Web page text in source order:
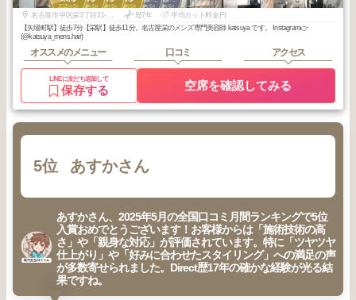
2025年 5月2025年 5月2025年 5月2025年 6月
山・大曽根
2025年6月
山・大曽根
2025年6月
名古屋市中区栄3丁目21-1利光ビル2F 歴7年
平均カット料金円
【矢場町駅】徒歩7分【栄駅】徒歩11分。名古屋栄のメンズ専門美容師 katsuya です。 Instagram👉
(@katsuya_mens.hair)
オススメのメニュー 口コミ アクセス
LINEに友だち追加して
保存する 空席を確認してみる
5位 あすかさん
あすかさん、2025年5月の全国口コミ月間ランキングで5位
入賞おめでとうございます！お客様からは「施術技術の高
さ」や「親身な対応」が評価されています。特に「ツヤツヤ
仕上がり」や「好みに合わせたスタイリング」への満足の声
が多数寄せられました。Direct歴17年の確かな経験が光る結
果ですね。